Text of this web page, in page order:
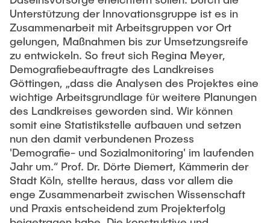
Unterstützung der Innovationsgruppe ist es in
Zusammenarbeit mit Arbeitsgruppen vor Ort
gelungen, Maßnahmen bis zur Umsetzungsreife
zu entwickeln. So freut sich Regina Meyer,
Demografiebeauftragte des Landkreises
Göttingen, „dass die Analysen des Projektes eine
wichtige Arbeitsgrundlage für weitere Planungen
des Landkreises geworden sind. Wir können
somit eine Statistikstelle aufbauen und setzen
nun den damit verbundenen Prozess
'Demografie- und Sozialmonitoring' im laufenden
Jahr um.“ Prof. Dr. Dörte Diemert, Kämmerin der
Stadt Köln, stellte heraus, dass vor allem die
enge Zusammenarbeit zwischen Wissenschaft
und Praxis entscheidend zum Projekterfolg